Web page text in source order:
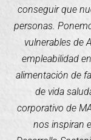
conseguir que
personas.
vulnerables de
empleabilidad
alimentación de
de vida
corporativo de
nos inspiran